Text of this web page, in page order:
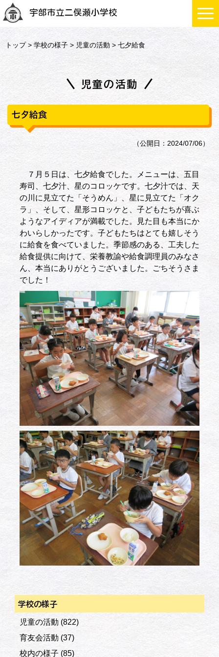
宇部市立二俣瀬小学校
トップ>学校の様子 > 児童の活動 > 七夕給食
児童の活動
七夕給食
（公開日：2024/07/06）
７月５日は、七夕給食でした。メニューは、五目
寿司、七夕汁、星のコロッケです。七夕汁では、天
の川に見立てた「そうめん」、星に見立てた「オク
ラ」、そして、星形コロッケと、子どもたちが喜ぶ
ようなアイディアが満載でした。見た目も本当にか
わいらしかったです。子どもたちはとても嬉しそう
に給食を食べていました。季節感のある、工夫した
給食提供に向けて、栄養教諭や給食調理員のみなさ
ん、本当にありがとうございました。ごちそうさま
でした！
学校の様子
児童の活動 (822)
育友会活動 (37)
校内の様子 (85)